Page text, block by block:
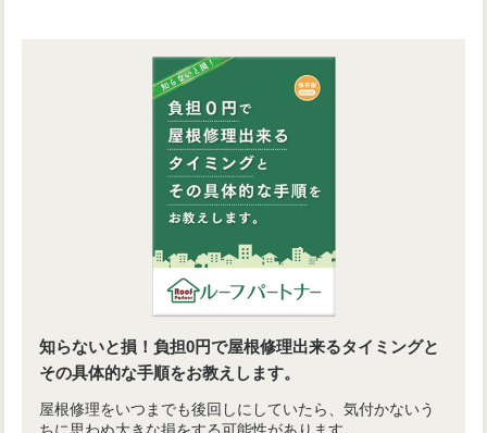
知らないと損！負担0円で屋根修理出来るタイミングと
その具体的な手順をお教えします。
屋根修理をいつまでも後回しにしていたら、気付かないう